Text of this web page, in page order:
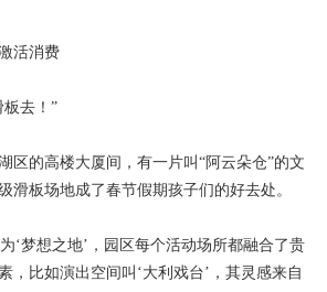
活消费
板去！”
区的高楼大厦间，有一片叫 “阿云朵仓”的文
滑板场地成了春节假期孩子们的好去处。
‘梦想之地’，园区每个活动场所都融合了贵
，比如演出空间叫‘大利戏台’，其灵感来自